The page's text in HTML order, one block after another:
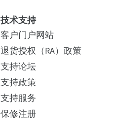
技术支持
客户门户网站
退货授权（RA）政策
支持论坛
支持政策
支持服务
保修注册